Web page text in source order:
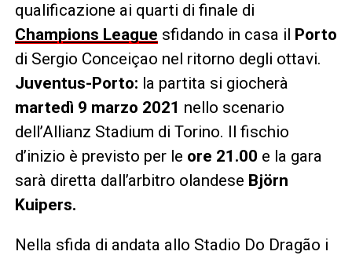
qualificazione ai quarti di finale di
Champions League sfidando in casa il
Porto
di Sergio Conceiçao nel ritorno degli ottavi.
Juventus-Porto: la partita si giocherà
martedì 9 marzo 2021 nello scenario
dell’Allianz Stadium di Torino. Il fischio
d’inizio è previsto per le ore 21.00 e la gara
sarà diretta dall’arbitro olandese Björn
Kuipers.
Nella sfida di andata allo Stadio Do Dragão i